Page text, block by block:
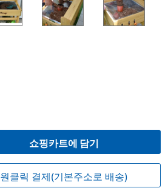
쇼핑카트에 담기
원클릭 결제(기본주소로 배송)